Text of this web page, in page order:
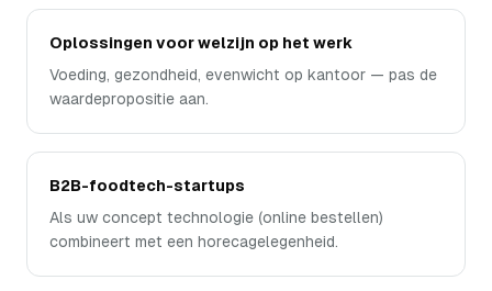
Oplossingen voor welzijn op het werk
Voeding, gezondheid, evenwicht op kantoor — pas de
waardepropositie aan.
B2B-foodtech-startups
Als uw concept technologie (online bestellen)
combineert met een horecagelegenheid.